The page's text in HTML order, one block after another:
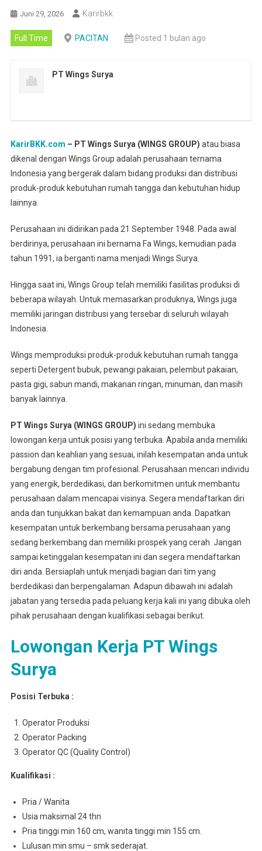
Juni 29, 2026 Karirbkk
Full Time PACITAN Posted 1 bulan ago
PT Wings Surya
KarirBKK.com – PT Wings Surya (WINGS GROUP) atau biasa
dikenal dengan Wings Group adalah perusahaan ternama
Indonesia yang bergerak dalam bidang produksi dan distribusi
produk-produk kebutuhan rumah tangga dan kebutuhan hidup
lainnya.
Perusahaan ini didirikan pada 21 September 1948. Pada awal
berdirinya, perusahaan ini bernama Fa Wings, kemudian pada
tahun 1991, ia berganti nama menjadi Wings Surya.
Hingga saat ini, Wings Group telah memiliki fasilitas produksi di
beberapa wilayah. Untuk memasarkan produknya, Wings juga
memiliki jaringan distribusi yang tersebar di seluruh wilayah
Indonesia.
Wings memproduksi produk-produk kebutuhan rumah tangga
seperti Detergent bubuk, pewangi pakaian, pelembut pakaian,
pasta gigi, sabun mandi, makanan ringan, minuman, dan masih
banyak lainnya.
PT Wings Surya (WINGS GROUP) ini sedang membuka
lowongan kerja untuk posisi yang terbuka. Apabila anda memiliki
passion dan keahlian yang sesuai, inilah kesempatan anda untuk
bergabung dengan tim profesional. Perusahaan mencari individu
yang energik, berdedikasi, dan berkomitmen untuk membantu
perusahaan dalam mencapai visinya. Segera mendaftarkan diri
anda dan tunjukkan bakat dan kemampuan anda. Dapatkan
kesempatan untuk berkembang bersama perusahaan yang
sedang berkembang dan memiliki prospek yang cerah. Jangan
sampai ketinggalan kesempatan ini dan segera mendaftarkan
diri anda. Bersiaplah untuk menjadi bagian dari tim yang
berdedikasi dan berpengalaman. Adapun dibawah ini adalah
jabatan yang tersedia pada peluang kerja kali ini yang dibuka oleh
pihak perusahaan dengan kualifikasi sebagai berikut.
Lowongan Kerja PT Wings
Surya
Posisi Terbuka :
Operator Produksi
Operator Packing
Operator QC (Quality Control)
Kualifikasi :
Pria / Wanita
Usia maksimal 24 thn
Pria tinggi min 160 cm, wanita tinggi min 155 cm.
Lulusan min smu – smk sederajat.